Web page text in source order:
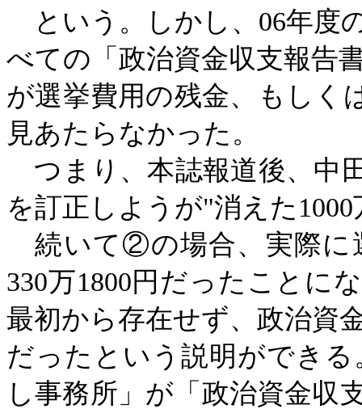
という。しかし、 06年度
べての「政治資金収支報告
が選挙費用の残金、もしく
見あたらなかった。
つまり、本誌報道後、中
を訂正しようが"消えた
続いて②の場合、実際に
330万1800円だったことに
最初から存在せず、政治資
だったという説明ができ
し事務所」が「政治資金収